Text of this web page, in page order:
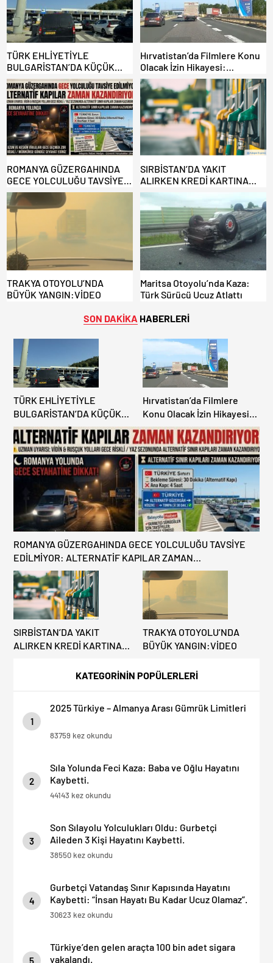
TÜRK EHLİYETİYLE
BULGARİSTAN’DA KÜÇÜK
HATA, ARACINA 6 AY EL
KONULMASINA YOL AÇTI
Hırvatistan’da Filmlere Konu
Olacak İzin Hikayesi:
Benzinlikte Eşini Unuttu!
ROMANYA GÜZERGAHINDA
GECE YOLCULUĞU TAVSİYE
EDİLMİYOR: ALTERNATİF
KAPILAR ZAMAN
KAZANDIRIYOR!
SIRBİSTAN’DA YAKIT
ALIRKEN KREDİ KARTINA
DİKKAT: MAĞDUR OLMAYIN!
TRAKYA OTOYOLU’NDA
BÜYÜK YANGIN:VİDEO
Maritsa Otoyolu’nda Kaza:
Türk Sürücü Ucuz Atlattı
SON DAKİKA HABERLERİ
KATEGORİNİN POPÜLERLERİ
1
2025 Türkiye – Almanya Arası Gümrük Limitleri
83759 kez okundu
2
Sıla Yolunda Feci Kaza: Baba ve Oğlu Hayatını
Kaybetti.
44143 kez okundu
3
Son Sılayolu Yolculukları Oldu: Gurbetçi
Aileden 3 Kişi Hayatını Kaybetti.
38550 kez okundu
4
Gurbetçi Vatandaş Sınır Kapısında Hayatını
Kaybetti: “İnsan Hayatı Bu Kadar Ucuz Olamaz”.
30623 kez okundu
5
Türkiye’den gelen araçta 100 bin adet sigara
yakalandı.
TÜRK EHLİYETİYLE
BULGARİSTAN’DA KÜÇÜK
HATA, ARACINA 6 AY EL
KONULMASINA YOL AÇTI
Hırvatistan’da Filmlere
Konu Olacak İzin Hikayesi:
Benzinlikte Eşini Unuttu!
ROMANYA GÜZERGAHINDA GECE YOLCULUĞU TAVSİYE
EDİLMİYOR: ALTERNATİF KAPILAR ZAMAN
KAZANDIRIYOR!
SIRBİSTAN’DA YAKIT
ALIRKEN KREDİ KARTINA
TRAKYA OTOYOLU’NDA
BÜYÜK YANGIN:VİDEO